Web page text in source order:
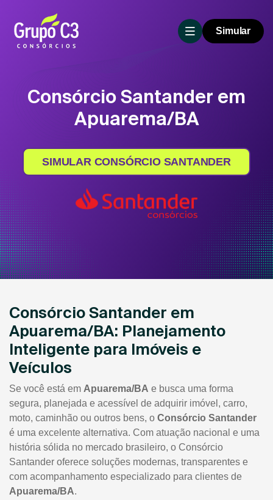
Simular
Consórcio Santander em
Apuarema/BA
SIMULAR CONSÓRCIO SANTANDER
Consórcio Santander em
Apuarema/BA: Planejamento
Inteligente para Imóveis e
Veículos
Se você está em Apuarema/BA e busca uma forma
segura, planejada e acessível de adquirir imóvel, carro,
moto, caminhão ou outros bens, o Consórcio Santander
é uma excelente alternativa. Com atuação nacional e uma
história sólida no mercado brasileiro, o Consórcio
Santander oferece soluções modernas, transparentes e
com acompanhamento especializado para clientes de
Apuarema/BA.